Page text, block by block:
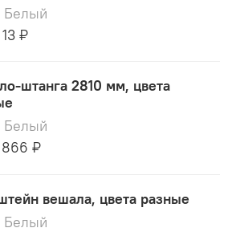
Белый
₽
штанга 2810 мм, цвета
Белый
₽
вешала, цвета разные
Белый